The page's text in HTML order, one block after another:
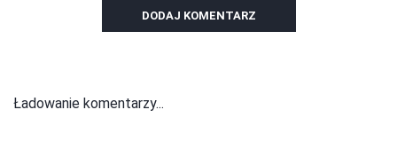
DODAJ KOMENTARZ
Ładowanie komentarzy...